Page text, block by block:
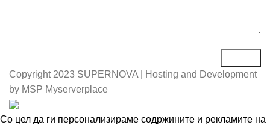
Copyright 2023 SUPERNOVA | Hosting and Development
by MSP Myserverplace
Со цел да ги персонализираме содржините и рекламите на